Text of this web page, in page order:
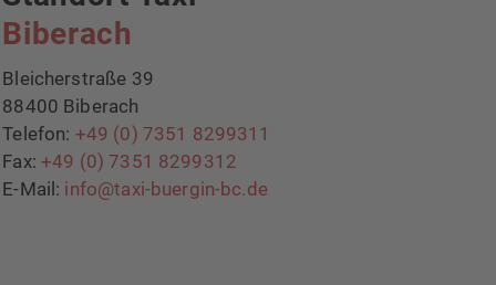
Biberach
Bleicherstraße 39
88400 Biberach
Telefon: +49 (0) 7351 8299311
Fax: +49 (0) 7351 8299312
E-Mail: info@taxi-buergin-bc.de